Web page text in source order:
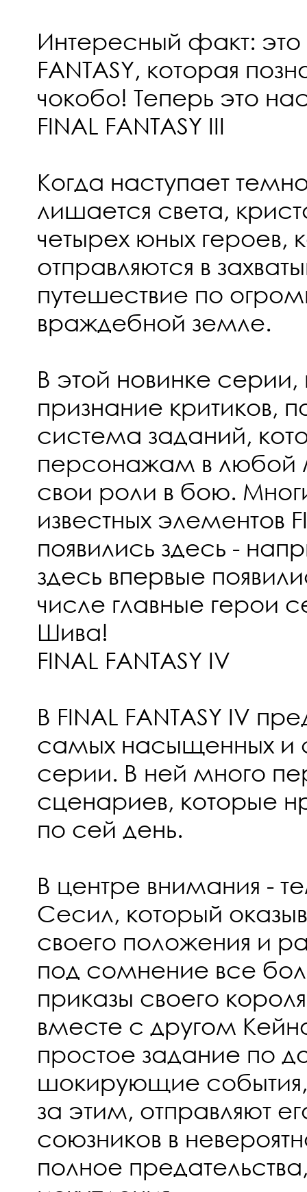
Интересный факт: это
FANTASY, которая
чокобо! Теперь это
FINAL FANTASY III
Когда наступает
лишается света,
четырех юных героев,
отправляются в
путешествие по
враждебной земле.
В этой новинке
признание критиков,
система заданий,
персонажам в любой
свои роли в бою.
известных элементов
появились здесь -
здесь впервые
числе главные герои
Шива!
FINAL FANTASY IV
В FINAL FANTASY IV
самых насыщенных и
серии. В ней много
сценариев, которые
по сей день.
В центре внимания -
Сесил, который
своего положения и
под сомнение все
приказы своего
вместе с другом
простое задание по
шокирующие
за этим, отправляют
союзников в
полное